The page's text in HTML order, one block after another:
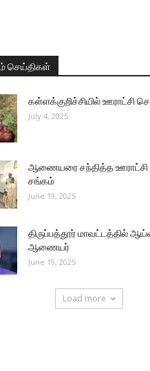
செய்திகள்
கள்ளக்குறிச்சியில் ஊராட்சி
July 4, 2025
ஆணையரை சந்தித்த
சங்கம்
June 19, 2025
திருப்பத்தூர் மாவட்டத்தில்
ஆணையர்
June 19, 2025
Load more